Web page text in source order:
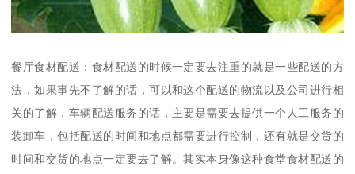
餐厅食材配送：食材配送的时候一定要去注重的就是一些配送的方
法，如果事先不了解的话，可以和这个配送的物流以及公司进行相
关的了解，车辆配送服务的话，主要是需要去提供一个人工服务的
装卸车，包括配送的时间和地点都需要进行控制，还有就是交货的
时间和交货的地点一定要去了解。其实本身像这种食堂食材配送的